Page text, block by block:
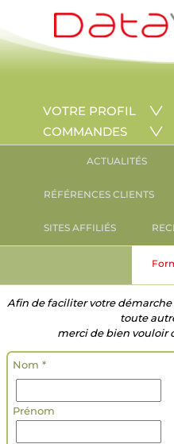
VOTRE PROFIL
COMMANDES
ACTUALITÉS
RÉFÉRENCES CLIENTS
SITES AFFILIÉS
Afin de faciliter votre
toute
merci de bien vouloir
Nom *
Prénom